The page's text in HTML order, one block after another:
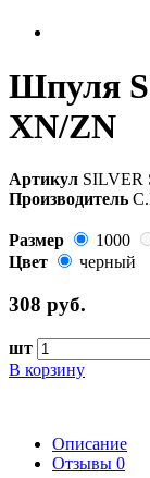
Шпуля
XN/ZN
Артикул SILVER
Производитель
Размер 1000
Цвет
черный
308 руб.
шт
В корзину
Описание
Отзывы 0